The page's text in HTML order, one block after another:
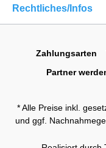
Rechtliches/Infos
Zahlungsarten
Partner
* Alle Preise inkl.
und ggf.